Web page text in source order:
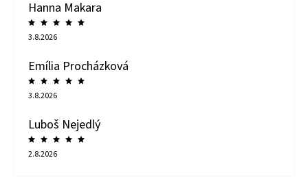
Hanna Makara
3.8.2026
Emília Procházková
3.8.2026
Luboš Nejedlý
2.8.2026